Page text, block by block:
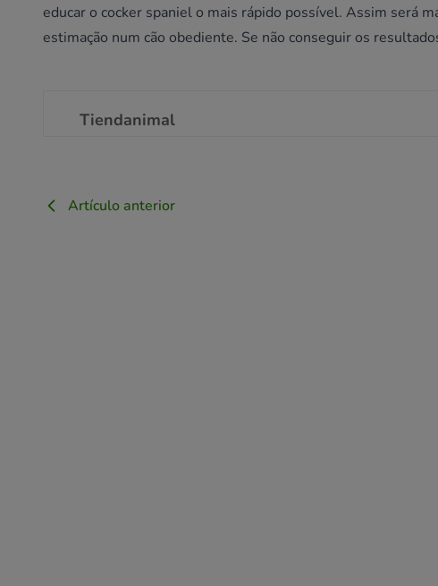
educar o cocker spaniel o mais rápido possível. Assim será
estimação num cão obediente. Se não conseguir os
Tiendanimal
Artículo anterior